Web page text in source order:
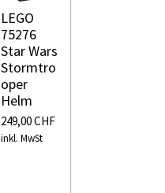
LEGO
75276
Star Wars
Stormtro
oper
Helm
249,00 CHF
inkl. MwSt